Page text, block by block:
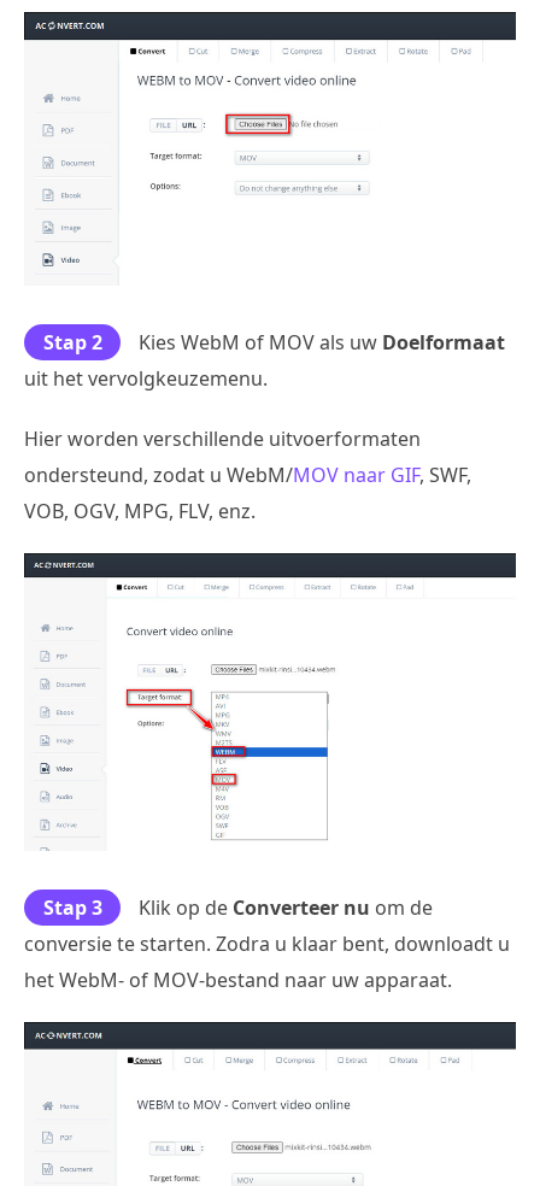
Stap 2 Kies WebM of MOV als uw Doelformaat
uit het vervolgkeuzemenu.
Hier worden verschillende uitvoerformaten
ondersteund, zodat u WebM/MOV naar GIF, SWF,
VOB, OGV, MPG, FLV, enz.
Stap 3 Klik op de Converteer nu om de
conversie te starten. Zodra u klaar bent, downloadt u
het WebM- of MOV-bestand naar uw apparaat.